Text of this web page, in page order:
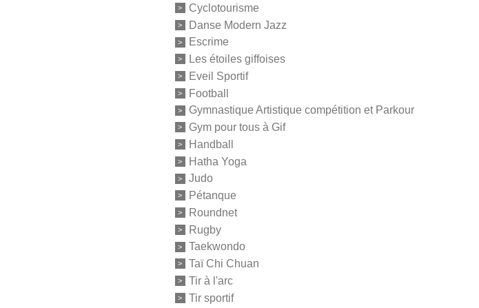
Cyclotourisme
Danse Modern Jazz
Escrime
Les étoiles giffoises
Eveil Sportif
Football
Gymnastique Artistique compétition et Parkour
Gym pour tous à Gif
Handball
Hatha Yoga
Judo
Pétanque
Roundnet
Rugby
Taekwondo
Taï Chi Chuan
Tir à l'arc
Tir sportif